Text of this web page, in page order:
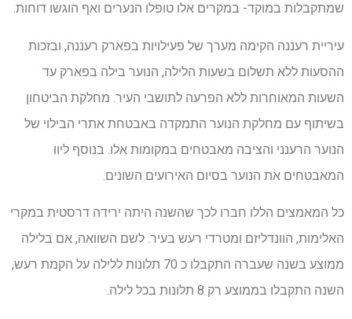
שמתקבלות במוקד- במקרים אלו טופלו הנערים ואף הוגשו דוחות.
עיריית רעננה הקימה מערך של פעילויות בפארק רעננה, ובזכות
ההסעות ללא תשלום בשעות הלילה, הנוער בילה בפארק עד
השעות המאוחרות ללא הפרעה לתושבי העיר. מחלקת הביטחון
בשיתוף עם מחלקת הנוער התמקדה באבטחת אתרי הבילוי של
הנוער הרענני והציבה מאבטחים במקומות אלו. בנוסף ליוו
המאבטחים את הנוער בסיום האירועים השונים.
כל המאמצים הללו חברו לכך שהשנה היתה ירידה דרסטית במקרי
האלימות, הוונדליזם ומטרדי רעש בעיר. לשם השוואה, אם בלילה
ממוצע בשנה שעברה התקבלו כ 70 תלונות ללילה על הקמת רעש,
השנה התקבלו בממוצע רק 8 תלונות בכל לילה.